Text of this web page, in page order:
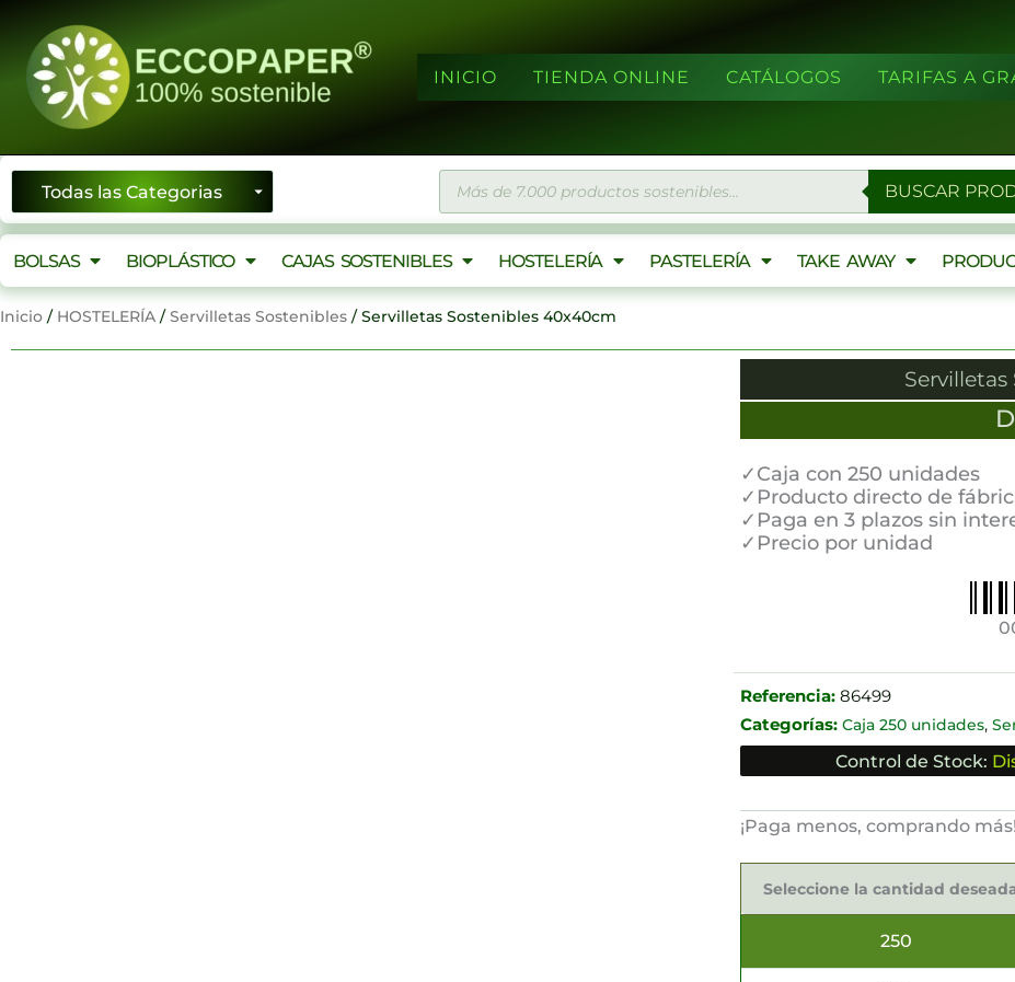
contenido
INICIO TIENDA ONLINE CATÁLOGOS TARIFAS A
de
productos
BUSCAR
BOLSAS BIOPLÁSTICO CAJAS SOSTENIBLES HOSTELERÍA PASTELERÍA TAKE AWAY
Inicio / HOSTELERÍA /Servilletas Sostenibles / Servilletas Sostenibles 40x40cm
✓Caja con 250 unidades
✓Producto directo de
✓Paga en 3 plazos sin
✓Precio por unidad
Referencia: 86499
Categorías: Caja 250 unidades,
Control de Stock:
¡Paga menos, comprando más!
Seleccione la cantidad
250
40x40cm
cantidad